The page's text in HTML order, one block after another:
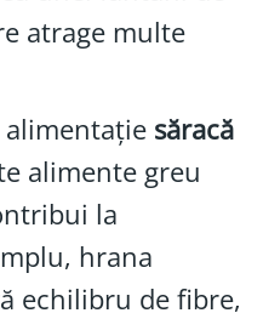
atrage multe
săracă
alimente greu
la
hrana
echilibru de fibre,